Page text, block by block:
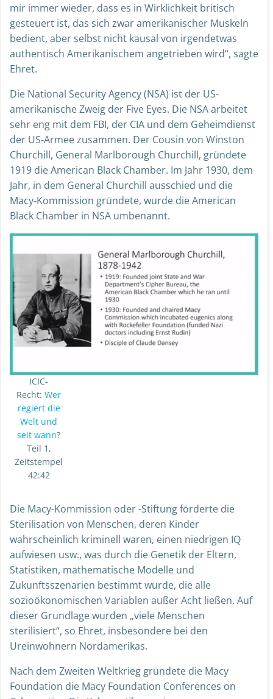
mir immer wieder, dass es in Wirklichkeit britisch
gesteuert ist, das sich zwar amerikanischer Muskeln
bedient, aber selbst nicht kausal von irgendetwas
authentisch Amerikanischem angetrieben wird“, sagte
Ehret.
Die National Security Agency (NSA) ist der US-
amerikanische Zweig der Five Eyes. Die NSA arbeitet
sehr eng mit dem FBI, der CIA und dem Geheimdienst
der US-Armee zusammen. Der Cousin von Winston
Churchill, General Marlborough Churchill, gründete
1919 die American Black Chamber. Im Jahr 1930, dem
Jahr, in dem General Churchill ausschied und die
Macy-Kommission gründete, wurde die American
Black Chamber in NSA umbenannt.
ICIC-
Recht: Wer
regiert die
Welt und
seit wann?
Teil 1,
Zeitstempel
42:42
Die Macy-Kommission oder -Stiftung förderte die
Sterilisation von Menschen, deren Kinder
wahrscheinlich kriminell waren, einen niedrigen IQ
aufwiesen usw., was durch die Genetik der Eltern,
Statistiken, mathematische Modelle und
Zukunftsszenarien bestimmt wurde, die alle
sozioökonomischen Variablen außer Acht ließen. Auf
dieser Grundlage wurden „viele Menschen
sterilisiert“, so Ehret, insbesondere bei den
Ureinwohnern Nordamerikas.
Nach dem Zweiten Weltkrieg gründete die Macy
Foundation die Macy Foundation Conferences on